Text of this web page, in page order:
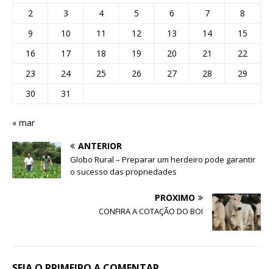
2
3 4 5 6 7
8
9
10 11 12 13 14
15
16
17 18 19 20 21
22
23
24 25 26 27 28
29
30
31
« mar
ANTERIOR
Globo Rural – Preparar um herdeiro pode garantir
o sucesso das propriedades
PRÓXIMO
CONFIRA A COTAÇÃO DO BOI